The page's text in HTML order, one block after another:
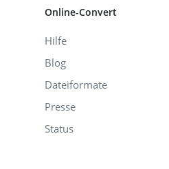
Online-Convert
Hilfe
Blog
Dateiformate
Presse
Status